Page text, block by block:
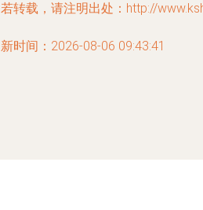
转载，请注明出处：http://
时间：2026-08-06 09:43:41